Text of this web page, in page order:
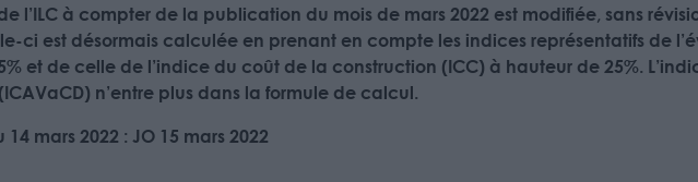
l’ILC à compter de la publication du mois de mars 2022 est modifiée, sans
ci est désormais calculée en prenant en compte les indices représentatifs de
et de celle de l’indice du coût de la construction (ICC) à hauteur de 25%.
n’entre plus dans la formule de calcul.
mars 2022 : JO 15 mars 2022